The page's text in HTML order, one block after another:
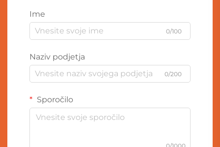
Ime
0/100
Naziv podjetja
0/200
Sporočilo